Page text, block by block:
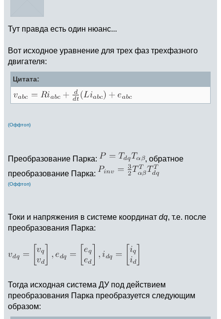
Тут правда есть один нюанс...
Вот исходное уравнение для трех фаз трехфазного
двигателя:
Цитата:
(Оффтоп)
Преобразование Парка:
, обратное
преобразование Парка:
(Оффтоп)
Токи и напряжения в системе координат dq, т.е. после
преобразования Парка:
Тогда исходная система ДУ под действием
преобразования Парка преобразуется следующим
образом: